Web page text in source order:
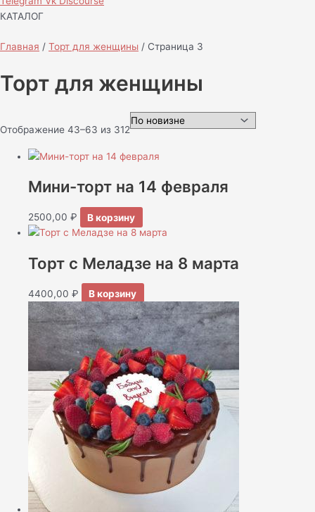
КАТАЛОГ
Главная / Торт для женщины / Страница 3
Торт для женщины
Отображение 43–63 из 312
Мини-торт на 14 февраля
2500,00 ₽ В корзину
Торт с Меладзе на 8 марта
4400,00 ₽ В корзину